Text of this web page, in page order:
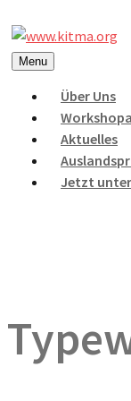
Menu
Über Uns
Aktuelles
Jetzt